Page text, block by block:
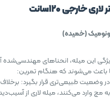
خارجی 120سانت
این میله، انحناهای مهندسی‌شده
می‌شوند که هنگام تمرین:
طبیعی‌تری قرار بگیرد:
مچ وارد می‌کنند، میله لاری از